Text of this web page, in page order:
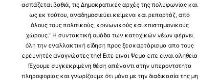
ασπάζεται βαθιά, τις Δημοκρατικές αρχές της πολυφωνίας και
ως εκ τούτου, αναδημοσιεύει κείμενα και ρεπορτάζ, από
όλους τους πολιτικούς, κοινωνικούς και επιστημονικούς
χώρους." Η συντακτική ομάδα των κατοχικών νέων φέρνει
όλη την εναλλακτική είδηση προς ξεσκαρτάρισμα απο τους
ερευνητές αναγνώστες της! Ειτε ειναι Ψεμα ειτε ειναι αληθεια
!Έχουμε συγκεκριμένη θέση απέναντι στην υπεροντοτητα
πληροφορίας και γνωρίζουμε ότι μόνο με την διαδικασία της μη